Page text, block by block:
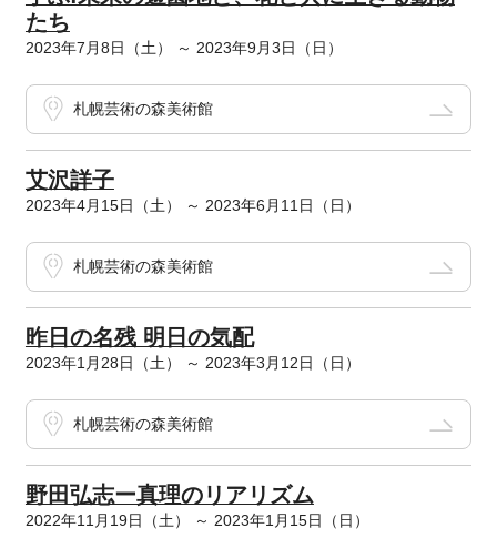
たち
2023年7月8日（土） ～ 2023年9月3日（日）
札幌芸術の森美術館
艾沢詳子
2023年4月15日（土） ～ 2023年6月11日（日）
札幌芸術の森美術館
昨日の名残 明日の気配
2023年1月28日（土） ～ 2023年3月12日（日）
札幌芸術の森美術館
野田弘志ー真理のリアリズム
2022年11月19日（土） ～ 2023年1月15日（日）